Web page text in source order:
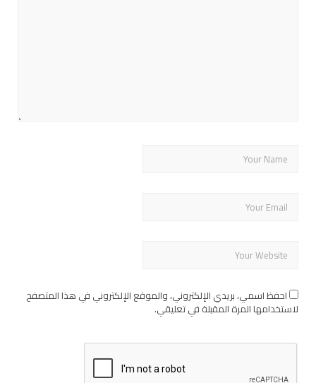
احفظ اسمي، بريدي الإلكتروني، والموقع الإلكتروني في هذا المتصفح
لاستخدامها المرة المقبلة في تعليقي.